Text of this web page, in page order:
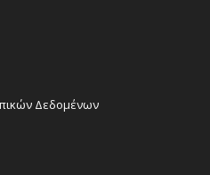
Δεδομένων